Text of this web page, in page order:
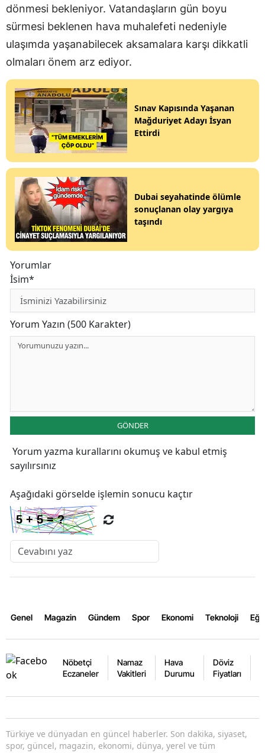
dönmesi bekleniyor. Vatandaşların gün boyu
sürmesi beklenen hava muhalefeti nedeniyle
ulaşımda yaşanabilecek aksamalara karşı dikkatli
olmaları önem arz ediyor.
Sınav Kapısında Yaşanan
Mağduriyet Adayı İsyan
Ettirdi
Dubai seyahatinde ölümle
sonuçlanan olay yargıya
taşındı
Yorumlar
İsim*
Yorum Yazın (500 Karakter)
GÖNDER
Yorum yazma kurallarını okumuş ve kabul etmiş
sayılırsınız
Aşağıdaki görselde işlemin sonucu kaçtır
Genel Magazin Gündem Spor Ekonomi Teknoloji
Nöbetçi
Eczaneler
Namaz
Vakitleri
Hava
Durumu
Döviz
Fiyatları
Türkiye ve dünyadan en güncel haberler. Son dakika, siyaset,
spor, güncel, magazin, ekonomi, dünya, yerel ve tüm